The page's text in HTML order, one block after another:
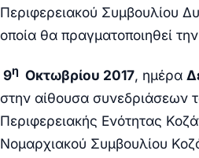
Περιφερειακού Συμβουλίου
οποία θα πραγματοποιηθεί την
9η Οκτωβρίου 2017, ημέρα
στην αίθουσα συνεδριάσεων
Περιφερειακής Ενότητας
Νομαρχιακού Συμβουλίου